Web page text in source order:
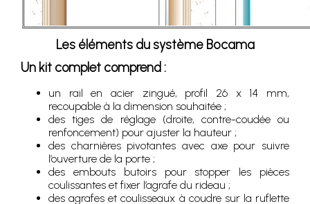
Les éléments du système Bocama
Un kit complet comprend :
un rail en acier zingué, profil 26 x 14 mm,
recoupable à la dimension souhaitée ;
des tiges de réglage (droite, contre-coudée ou
renfoncement) pour ajuster la hauteur ;
des charnières pivotantes avec axe pour suivre
l’ouverture de la porte ;
des embouts butoirs pour stopper les pièces
coulissantes et fixer l’agrafe du rideau ;
des agrafes et coulisseaux à coudre sur la ruflette